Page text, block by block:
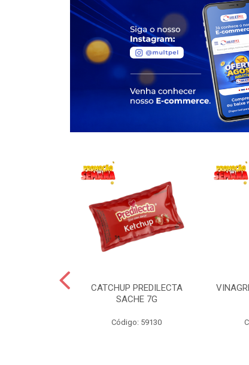
CATCHUP PREDILECTA
SACHE 7G
Código: 59130